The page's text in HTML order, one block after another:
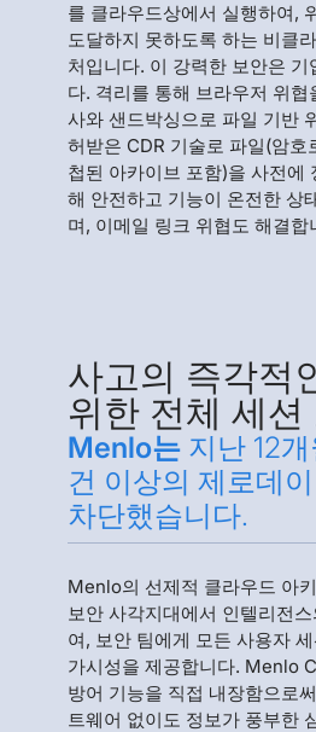
를 클라우드상에서 실행하여,
도달하지 못하도록 하는 비클
처입니다. 이 강력한 보안은 기
다. 격리를 통해 브라우저 위협
사와 샌드박싱으로 파일 기반
허받은 CDR 기술로 파일(암호
첩된 아카이브 포함)을 사전에
해 안전하고 기능이 온전한 상
며, 이메일 링크 위협도 해결합
사고의 즉각적
위한 전체 세션
Menlo는 지난 12
건 이상의 제로데
차단했습니다.
Menlo의 선제적 클라우드 아
보안 사각지대에서 인텔리전
여, 보안 팀에게 모든 사용자
가시성을 제공합니다. Menlo
방어 기능을 직접 내장함으로
트웨어 없이도 정보가 풍부한